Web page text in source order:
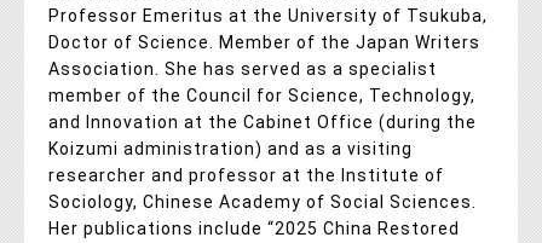
Professor Emeritus at the University of Tsukuba,
Doctor of Science. Member of the Japan Writers
Association. She has served as a specialist
member of the Council for Science, Technology,
and Innovation at the Cabinet Office (during the
Koizumi administration) and as a visiting
researcher and professor at the Institute of
Sociology, Chinese Academy of Social Sciences.
Her publications include “2025 China Restored